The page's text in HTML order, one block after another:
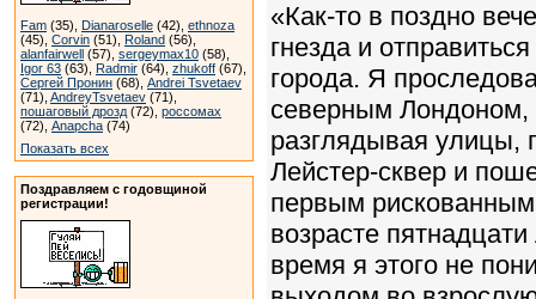
Fam (35), Dianaroselle (42), ethnoza
(45), Corvin (51), Roland (56),
alanfairwell (57), sergeymax10 (58),
Igor 63 (63), Radmir (64), zhukoff (67),
Сергей Пронин (68), Andrei Tsvetaev
(71), AndreyTsvetaev (71),
пошаговый дрозд (72), россомах
(72), Anapcha (74)
Показать всех
Поздравляем с годовщиной
регистрации!
«Как-то в поздно
гнезда и
города. Я
северным Лондоном,
разглядывая улицы,
Лейстер-сквер и
первым
возрасте
время я этого не